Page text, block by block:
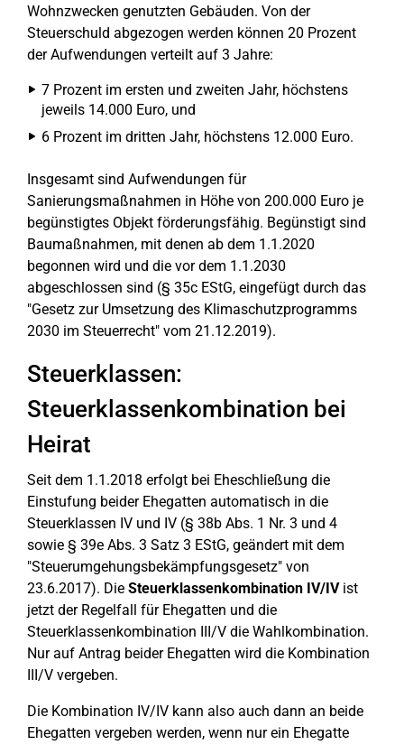
Wohnzwecken genutzten Gebäuden. Von der
Steuerschuld abgezogen werden können 20 Prozent
der Aufwendungen verteilt auf 3 Jahre:
7 Prozent im ersten und zweiten Jahr, höchstens
jeweils 14.000 Euro, und
6 Prozent im dritten Jahr, höchstens 12.000 Euro.
Insgesamt sind Aufwendungen für
Sanierungsmaßnahmen in Höhe von 200.000 Euro je
begünstigtes Objekt förderungsfähig. Begünstigt sind
Baumaßnahmen, mit denen ab dem 1.1.2020
begonnen wird und die vor dem 1.1.2030
abgeschlossen sind (§ 35c EStG, eingefügt durch das
"Gesetz zur Umsetzung des Klimaschutzprogramms
2030 im Steuerrecht" vom 21.12.2019).
Steuerklassen:
Steuerklassenkombination bei
Heirat
Seit dem 1.1.2018 erfolgt bei Eheschließung die
Einstufung beider Ehegatten automatisch in die
Steuerklassen IV und IV (§ 38b Abs. 1 Nr. 3 und 4
sowie § 39e Abs. 3 Satz 3 EStG, geändert mit dem
"Steuerumgehungsbekämpfungsgesetz" von
23.6.2017). Die Steuerklassenkombination IV/IVist
jetzt der Regelfall für Ehegatten und die
Steuerklassenkombination III/V die Wahlkombination.
Nur auf Antrag beider Ehegatten wird die Kombination
III/V vergeben.
Die Kombination IV/IV kann also auch dann an beide
Ehegatten vergeben werden, wenn nur ein Ehegatte